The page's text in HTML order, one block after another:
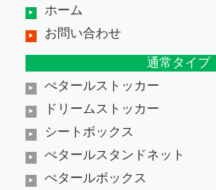
ホーム
お問い合わせ
通常タイプ
ぺタールストッカー
ドリームストッカー
シートボックス
ぺタールスタンドネット
ぺタールボックス